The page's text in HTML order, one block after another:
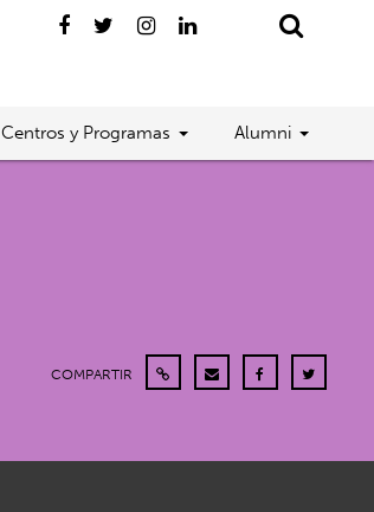
Centros y Programas Alumni
COMPARTIR